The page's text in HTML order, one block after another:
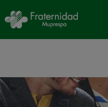
to
main
content